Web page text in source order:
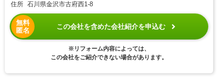
住所 石川県金沢市古府西1-8
無料
匿名
この会社を含めた会社紹介を申込む
※リフォーム内容によっては、
この会社をご紹介できない場合があります。